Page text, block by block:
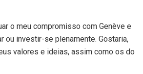
o meu compromisso com Genève e
ou investir-se plenamente. Gostaria,
valores e ideias, assim como os do